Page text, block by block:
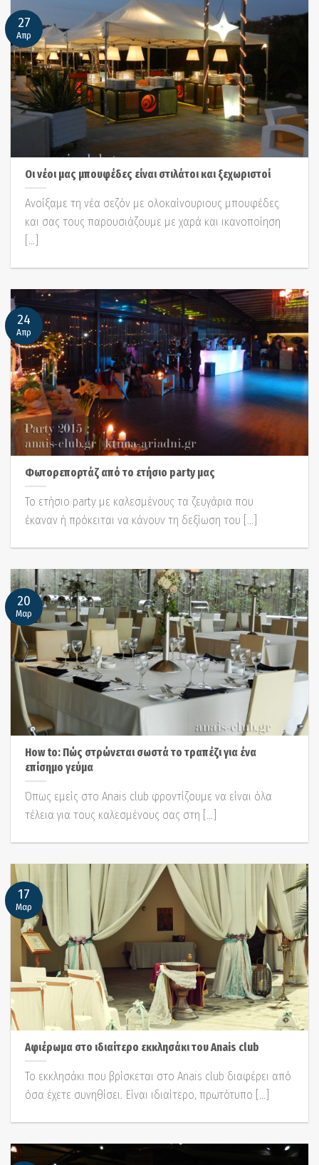
Οι νέοι μας μπουφέδες είναι στιλάτοι και ξεχωριστοί
Ανοίξαμε τη νέα σεζόν με ολοκαίνουριους μπουφέδες
και σας τους παρουσιάζουμε με χαρά και ικανοποίηση
[...]
27
Απρ
Φωτορεπορτάζ από το ετήσιο party μας
Το ετήσιο party με καλεσμένους τα ζευγάρια που
έκαναν ή πρόκειται να κάνουν τη δεξίωση του [...]
24
Απρ
How to: Πώς στρώνεται σωστά το τραπέζι για ένα
επίσημο γεύμα
Όπως εμείς στο Anais club φροντίζουμε να είναι όλα
τέλεια για τους καλεσμένους σας στη [...]
20
Μαρ
Αφιέρωμα στο ιδιαίτερο εκκλησάκι του Anais club
Το εκκλησάκι που βρίσκεται στο Anais club διαφέρει από
όσα έχετε συνηθίσει. Είναι ιδιαίτερο, πρωτότυπο [...]
17
Μαρ